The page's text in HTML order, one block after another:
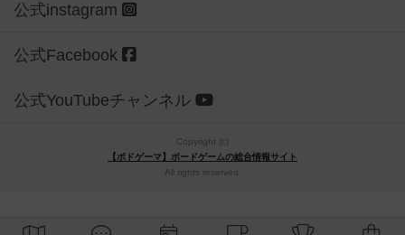
公式instagram
公式Facebook
公式YouTubeチャンネル
Copyright (c)
【ボドゲーマ】ボードゲームの総合情報サイト
All rights reserved.